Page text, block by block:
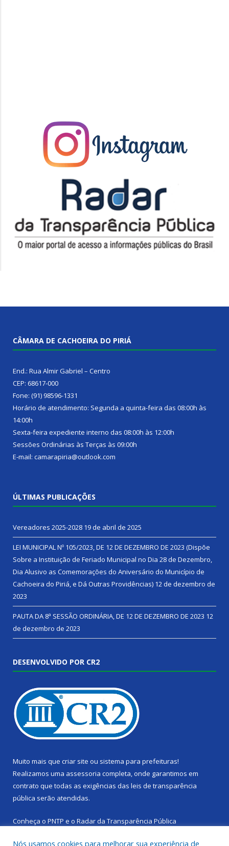
CÂMARA DE CACHOEIRA DO PIRIÁ
End.: Rua Almir Gabriel – Centro
CEP: 68617-000
Fone: (91) 98596-1331
Horário de atendimento: Segunda a quinta-feira das 08:00h às
14:00h
Sexta-feira expediente interno das 08:00h às 12:00h
Sessões Ordinárias às Terças às 09:00h
E-mail: camarapiria@outlook.com
ÚLTIMAS PUBLICAÇÕES
Vereadores 2025-2028 19 de abril de 2025
LEI MUNICIPAL Nº 105/2023, DE 12 DE DEZEMBRO DE 2023 (Dispõe
Sobre a Instituição de Feriado Municipal no Dia 28 de Dezembro,
Dia Alusivo as Comemorações do Aniversário do Município de
Cachoeira do Piriá, e Dá Outras Providências) 12 de dezembro de
2023
PAUTA DA 8ª SESSÃO ORDINÁRIA, DE 12 DE DEZEMBRO DE 2023 12
de dezembro de 2023
DESENVOLVIDO POR CR2
Muito mais que criar site ou sistema para prefeituras!
Realizamos uma assessoria completa, onde garantimos em
contrato que todas as exigências das leis de transparência
pública serão atendidas.
Conheça o PNTP e o Radar da Transparência Pública
Nós usamos cookies para melhorar sua experiência de